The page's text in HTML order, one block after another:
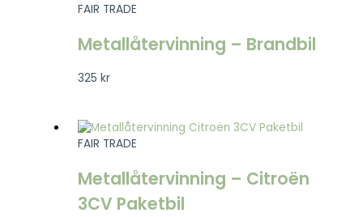
FAIR TRADE
Metallåtervinning – Brandbil
325kr
FAIR TRADE
Metallåtervinning – Citroën
3CV Paketbil